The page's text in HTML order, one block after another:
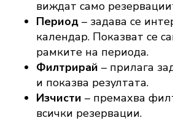
виждат само
Период – задава се
календар. Показват се
рамките на периода.
Филтрирай – прилага
и показва резултата.
Изчисти – премахва
всички резервации.